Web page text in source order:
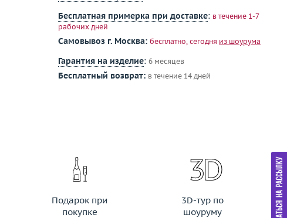
Бесплатная примерка при доставке: в течение 1-7
рабочих дней
Самовывоз г. Москва: бесплатно, сегодня из шоурума
Гарантия на изделие: 6 месяцев
Бесплатный возврат: в течение 14 дней
Подарок при
покупке
3D-тур по
шоуруму